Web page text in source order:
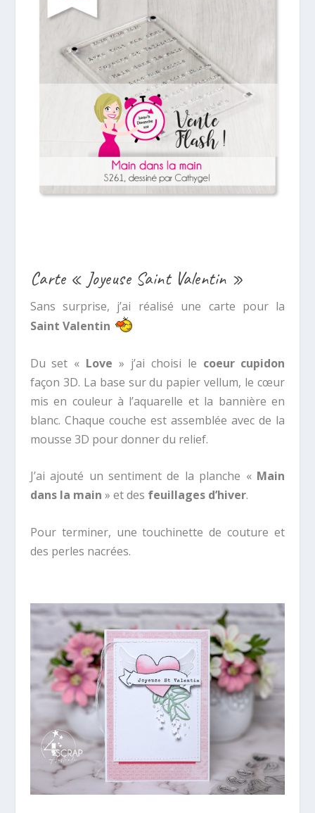
Carte « Joyeuse Saint Valentin »
Sans surprise, j’ai réalisé une carte pour la
Saint Valentin
Du set « Love » j’ai choisi le coeur cupidon
façon 3D. La base sur du papier vellum, le cœur
mis en couleur à l’aquarelle et la bannière en
blanc. Chaque couche est assemblée avec de la
mousse 3D pour donner du relief.
J’ai ajouté un sentiment de la planche « Main
dans la main » et des feuillages d’hiver.
Pour terminer, une touchinette de couture et
des perles nacrées.